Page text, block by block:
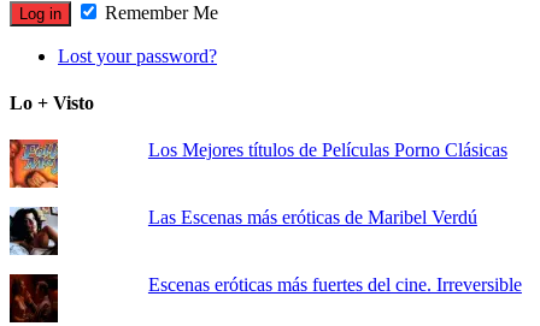
Remember Me
Lost your password?
Lo + Visto
Los Mejores títulos de Películas Porno Clásicas
Las Escenas más eróticas de Maribel Verdú
Escenas eróticas más fuertes del cine. Irreversible